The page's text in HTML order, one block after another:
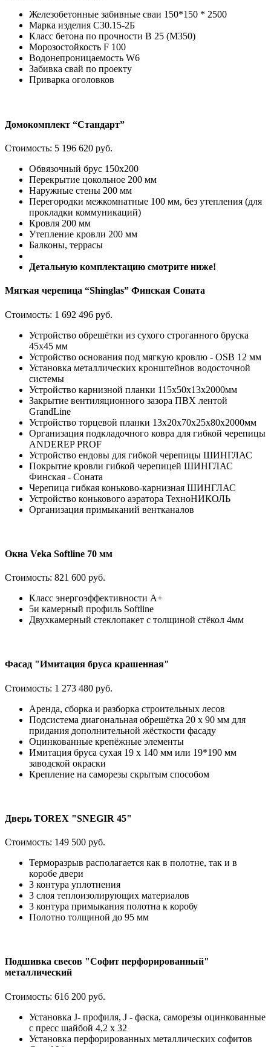
Железобетонные забивные сваи 150*150 * 2500
Марка изделия С30.15-2Б
Класс бетона по прочности В 25 (М350)
Морозостойкость F 100
Водонепроницаемость W6
Забивка свай по проекту
Приварка оголовков
Домокомплект “Стандарт”
Стоимость: 5 196 620 руб.
Обвязочный брус 150х200
Перекрытие цокольное 200 мм
Наружные стены 200 мм
Перегородки межкомнатные 100 мм, без утепления (для
прокладки коммуникаций)
Кровля 200 мм
Утепление кровли 200 мм
Балконы, террасы
Детальную комплектацию смотрите ниже!
Мягкая черепица “Shinglas” Финская Соната
Стоимость: 1 692 496 руб.
Устройство обрешётки из сухого строганного бруска
45х45 мм
Устройство основания под мягкую кровлю - OSB 12 мм
Установка металлических кронштейнов водосточной
системы
Устройство карнизной планки 115x50x13х2000мм
Закрытие вентиляционного зазора ПВХ лентой
GrandLine
Устройство торцевой планки 13x20x70x25x80х2000мм
Организация подкладочного ковра для гибкой черепицы
ANDEREP PROF
Устройство ендовы для гибкой черепицы ШИНГЛАС
Покрытие кровли гибкой черепицей ШИНГЛАС
Финская - Соната
Черепица гибкая коньково-карнизная ШИНГЛАС
Устройство конькового аэратора ТехноНИКОЛЬ
Организация примыканий вентканалов
Окна Veka Softline 70 мм
Стоимость: 821 600 руб.
Класс энергоэффективности А+
5и камерный профиль Softline
Двухкамерный стеклопакет с толщиной стёкол 4мм
Фасад "Имитация бруса крашенная"
Стоимость: 1 273 480 руб.
Аренда, сборка и разборка строительных лесов
Подсистема диагональная обрешётка 20 х 90 мм для
придания дополнительной жёсткости фасаду
Оцинкованные крепёжные элементы
Имитация бруса сухая 19 х 140 мм или 19*190 мм
заводской окраски
Крепление на саморезы скрытым способом
Дверь TOREX "SNEGIR 45"
Стоимость: 149 500 руб.
Терморазрыв располагается как в полотне, так и в
коробе двери
3 контура уплотнения
3 слоя теплоизолирующих материалов
3 контура примыкания полотна к коробу
Полотно толщиной до 95 мм
Подшивка свесов "Софит перфорированный"
металлический
Стоимость: 616 200 руб.
Установка J- профиля, J - фаска, саморезы оцинкованные
с пресс шайбой 4,2 х 32
Установка перфорированных металлических софитов